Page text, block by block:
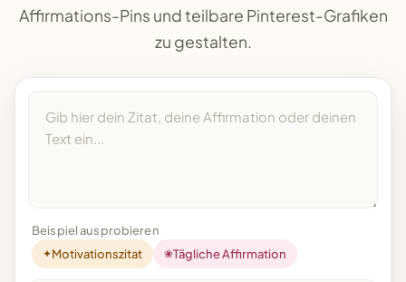
Affirmations-Pins und teilbare Pinterest-Grafiken
zu gestalten.
Beispiel ausprobieren
✦Motivationszitat ❀Tägliche Affirmation